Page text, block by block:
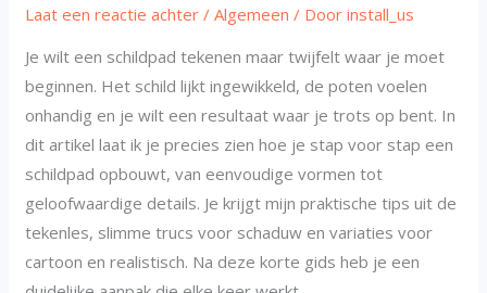
Laat een reactie achter /Algemeen / Doorinstall_us
Je wilt een schildpad tekenen maar twijfelt waar je moet
beginnen. Het schild lijkt ingewikkeld, de poten voelen
onhandig en je wilt een resultaat waar je trots op bent. In
dit artikel laat ik je precies zien hoe je stap voor stap een
schildpad opbouwt, van eenvoudige vormen tot
geloofwaardige details. Je krijgt mijn praktische tips uit de
tekenles, slimme trucs voor schaduw en variaties voor
cartoon en realistisch. Na deze korte gids heb je een